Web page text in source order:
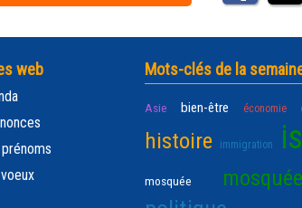
web Mots-clés de la
Asie bien-être économie
histoire immigration
mosquée